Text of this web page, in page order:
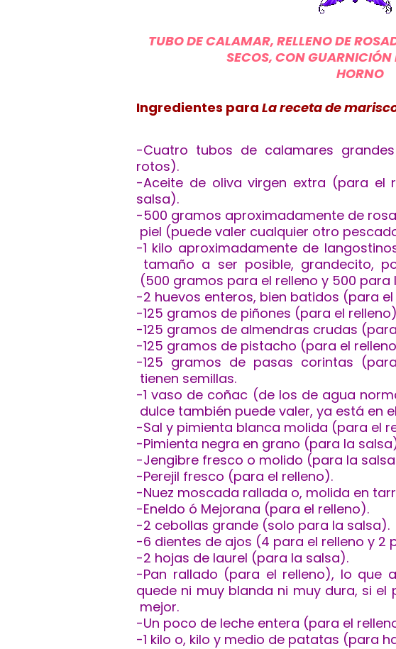
TUBO DE CALAMAR, RELLENO DE
SECOS, CON GUARNICIÓN
HORNO
Ingredientes para La receta de
-Cuatro tubos de calamares
rotos).
-Aceite de oliva virgen extra (para el
salsa).
-500 gramos aproximadamente de
piel (puede valer cualquier otro
-1 kilo aproximadamente de
tamaño a ser posible, grandecito,
(500 gramos para el relleno y 500 para
-2 huevos enteros, bien batidos (para el
-125 gramos de piñones (para el
-125 gramos de almendras crudas
-125 gramos de pistacho (para el
-125 gramos de pasas corintas
tienen semillas.
-1 vaso de coñac (de los de agua
dulce también puede valer, ya está en
-Sal y pimienta blanca molida (para el
-Pimienta negra en grano (para la
-Jengibre fresco o molido (para la
-Perejil fresco (para el relleno).
-Nuez moscada rallada o, molida en
-Eneldo ó Mejorana (para el relleno).
-2 cebollas grande (solo para la salsa).
-6 dientes de ajos (4 para el relleno y 2
-2 hojas de laurel (para la salsa).
-Pan rallado (para el relleno), lo que
quede ni muy blanda ni muy dura, si
mejor.
-Un poco de leche entera (para el
-1 kilo o, kilo y medio de patatas (para